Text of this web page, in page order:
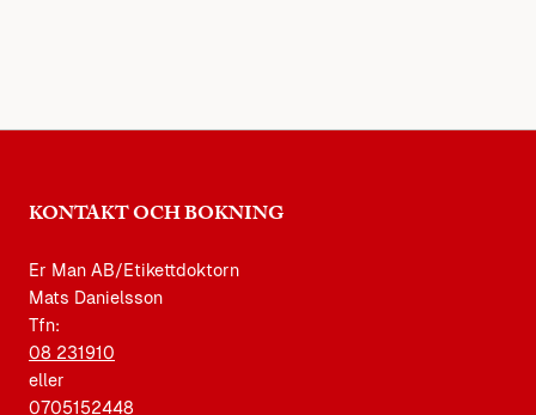
KONTAKT OCH BOKNING
Er Man AB/Etikettdoktorn
Mats Danielsson
Tfn:
08 231910
eller
0705152448